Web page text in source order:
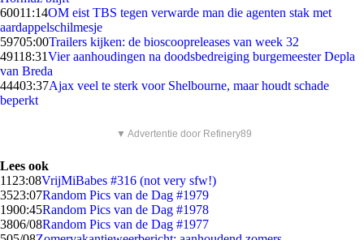
60011:14OM eist TBS tegen verwarde man die agenten stak met
aardappelschilmesje
59705:00Trailers kijken: de bioscoopreleases van week 32
49118:31Vier aanhoudingen na doodsbedreiging burgemeester Depla
van Breda
44403:37Ajax veel te sterk voor Shelbourne, maar houdt schade
beperkt
▼ Advertentie door Refinery89
Lees ook
11 23:08VrijMiBabes #316 (not very sfw!)
3523:07Random Pics van de Dag #1979
1900:45Random Pics van de Dag #1978
3806/08Random Pics van de Dag #1977